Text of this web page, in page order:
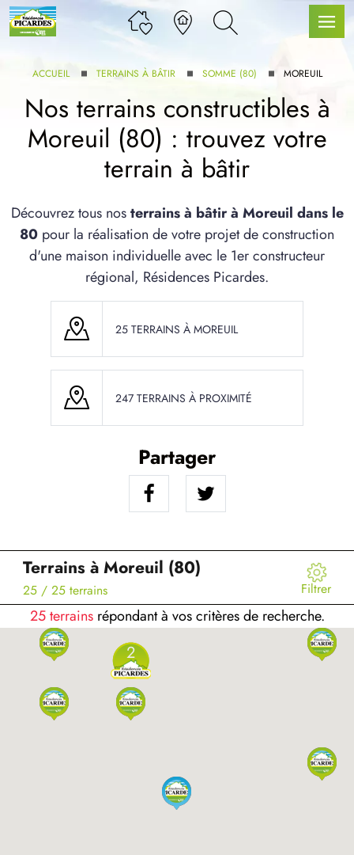
GAMME
SERVICE BDL EXTENSION
ARTICLES
ACCUEIL TERRAINS À BÂTIR SOMME (80) MOREUIL
Nos terrains constructibles à
Moreuil (80) : trouvez votre
terrain à bâtir
Découvrez tous nosterrains à bâtir à Moreuil dans le
80 pour la réalisation de votre projet de construction
d'une maison individuelle avec le 1er constructeur
régional, Résidences Picardes.
25 TERRAINS À MOREUIL
247 TERRAINS À PROXIMITÉ
Partager
Terrains à Moreuil (80)
25 / 25 terrains Filtrer
25 terrains répondant à vos critères de recherche.
2